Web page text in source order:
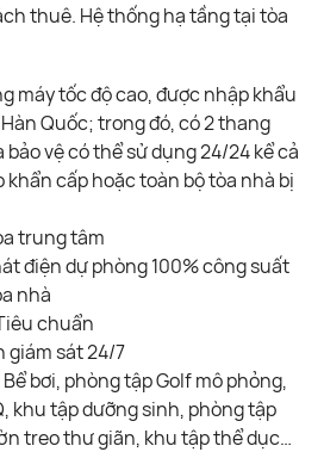
thuê. Hệ thống hạ tầng tại tòa
máy tốc độ cao, được nhập khẩu
Quốc; trong đó, có 2 thang
bảo vệ có thể sử dụng 24/24 kể cả
cấp hoặc toàn bộ tòa nhà bị
trung tâm
điện dự phòng 100% công suất
nhà
chuẩn
giám sát 24/7
bơi, phòng tập Golf mô phỏng,
khu tập dưỡng sinh, phòng tập
treo thư giãn, khu tập thể dục…